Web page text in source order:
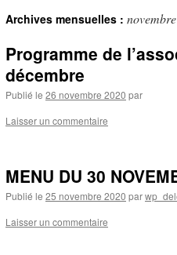
Archives mensuelles :
Programme de
décembre
Publié le 26 novembre 2020 par
Laisser un commentaire
MENU DU 30
Publié le 25 novembre 2020 par
Laisser un commentaire